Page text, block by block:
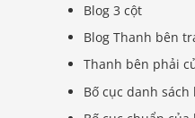
Blog 3 cột
Blog Thanh bên
Thanh bên phải
Bố cục danh sách